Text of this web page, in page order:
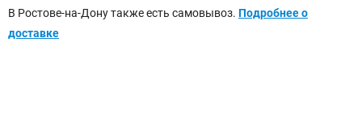
В Ростове-на-Дону также есть самовывоз. Подробнее о
доставке